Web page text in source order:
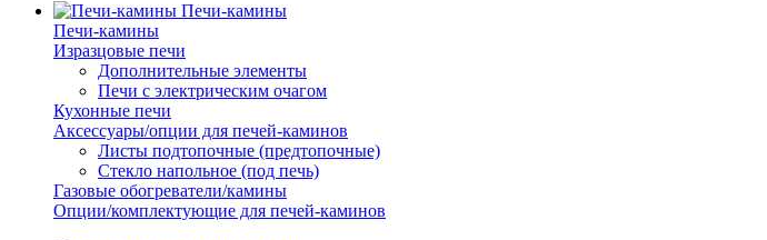
Печи-камины
Печи-камины
Изразцовые печи
Дополнительные элементы
Печи с электрическим очагом
Кухонные печи
Аксессуары/опции для печей-каминов
Листы подтопочные (предтопочные)
Стекло напольное (под печь)
Газовые обогреватели/камины
Опции/комплектующие для печей-каминов